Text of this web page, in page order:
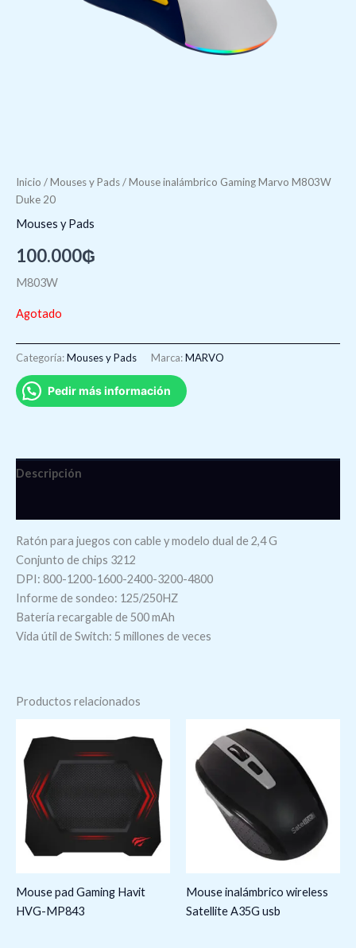
Inicio /Mouses y Pads/ Mouse inalámbrico Gaming Marvo M803W
Duke 20
Mouses y Pads
100.000₲
M803W
Agotado
Categoría:Mouses y Pads Marca:MARVO
Pedir más información
Descripción
Ratón para juegos con cable y modelo dual de 2,4 G
Conjunto de chips 3212
DPI: 800-1200-1600-2400-3200-4800
Informe de sondeo: 125/250HZ
Batería recargable de 500 mAh
Vida útil de Switch: 5 millones de veces
Productos relacionados
Mouse pad Gaming Havit
HVG-MP843
Mouse inalámbrico wireless
Satellite A35G usb